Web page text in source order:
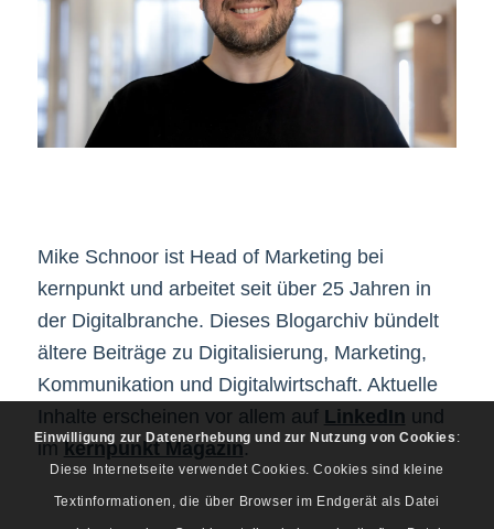
Mike Schnoor ist Head of Marketing bei
kernpunkt und arbeitet seit über 25 Jahren in
der Digitalbranche. Dieses Blogarchiv bündelt
ältere Beiträge zu Digitalisierung, Marketing,
Kommunikation und Digitalwirtschaft. Aktuelle
Inhalte erscheinen vor allem auf LinkedIn und
imkernpunkt Magazin.
Einwilligung zur Datenerhebung und zur Nutzung von Cookies :
Diese Internetseite verwendet Cookies. Cookies sind kleine
Textinformationen, die über Browser im Endgerät als Datei